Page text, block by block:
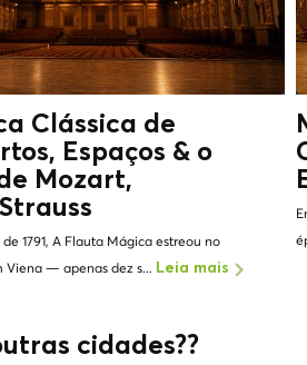
Clássica de
Espaços & o
Mozart,
1791, A Flauta Mágica estreou no
Viena — apenas dez s... Leia mais
cidades??